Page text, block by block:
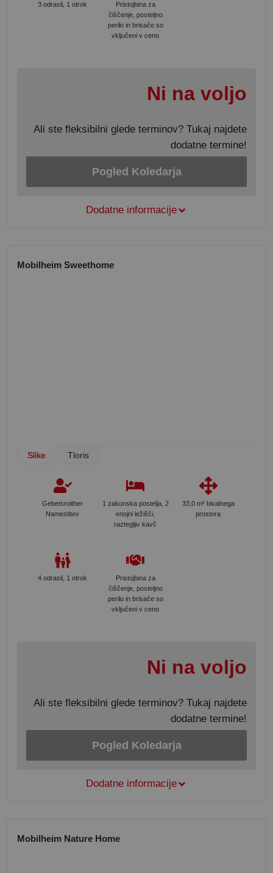
3 odrasli, 1 otrok
Pristojbina za
čiščenje, posteljno
perilo in brisače so
vključeni v ceno
Ni na voljo
Ali ste fleksibilni glede terminov? Tukaj najdete
dodatne termine!
Pogled Koledarja
Dodatne informacije
Mobilheim Sweethome
Slike Tloris
Gebetsroither
Namestitev
1 zakonska postelja, 2
enojni ležišči,
raztegljiv kavč
33,0 m² bivalnega
prostora
4 odrasli, 1 otrok
Pristojbina za
čiščenje, posteljno
perilo in brisače so
vključeni v ceno
Ni na voljo
Ali ste fleksibilni glede terminov? Tukaj najdete
dodatne termine!
Pogled Koledarja
Dodatne informacije
Mobilheim Nature Home